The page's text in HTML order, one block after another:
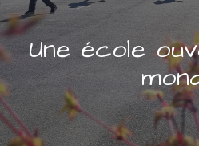
Une école